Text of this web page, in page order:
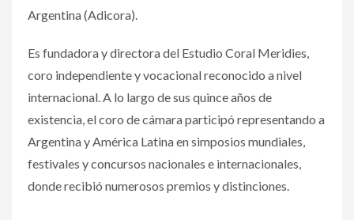
Argentina (Adicora).
Es fundadora y directora del Estudio Coral Meridies,
coro independiente y vocacional reconocido a nivel
internacional. A lo largo de sus quince años de
existencia, el coro de cámara participó representando a
Argentina y América Latina en simposios mundiales,
festivales y concursos nacionales e internacionales,
donde recibió numerosos premios y distinciones.